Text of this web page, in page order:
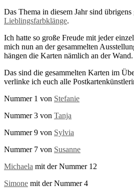
Das Thema in diesem Jahr sind übrigens
Lieblingsfarbklänge.
Ich hatte so große Freude mit jeder
mich nun an der gesammelten
hängen die Karten nämlich an der Wand.
Das sind die gesammelten Karten im
verlinke ich euch alle
Nummer 1 von Stefanie
Nummer 3 von Tanja
Nummer 9 von Sylvia
Nummer 7 von Susanne
Michaela mit der Nummer 12
Simone mit der Nummer 4